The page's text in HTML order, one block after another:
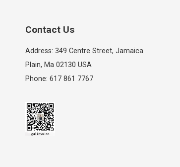
Contact Us
Address: 349 Centre Street, Jamaica
Plain, Ma 02130 USA
Phone: 617 861 7767